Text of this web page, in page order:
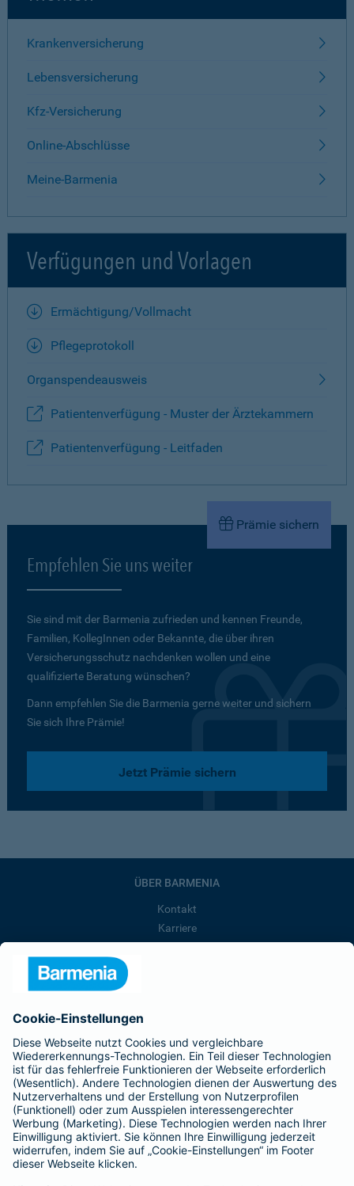
Krankenversicherung
Lebensversicherung
Kfz-Versicherung
Online-Abschlüsse
Meine-Barmenia
Verfügungen und Vorlagen
Ermächtigung/Vollmacht
Pflegeprotokoll
Organspendeausweis
Patientenverfügung - Muster der Ärztekammern
Patientenverfügung - Leitfaden
Prämie sichern
Empfehlen Sie uns weiter
Sie sind mit der Barmenia zufrieden und kennen Freunde,
Familien, KollegInnen oder Bekannte, die über ihren
Versicherungsschutz nachdenken wollen und eine
qualifizierte Beratung wünschen?
Dann empfehlen Sie die Barmenia gerne weiter und sichern
Sie sich Ihre Prämie!
Jetzt Prämie sichern
ÜBER BARMENIA
Kontakt
Karriere
Barmenia ist Teil der BarmeniaGothaer
BELIEBTE SEITEN
Kranken-Zusatzversicherung
Tierversicherungen
Haftpflichtversicherung
Hausratversicherung